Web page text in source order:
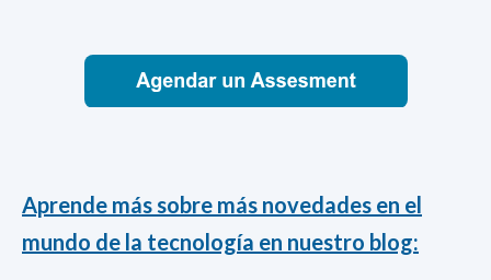
Aprende más sobre más novedades en el
mundo de la tecnología en nuestro blog: